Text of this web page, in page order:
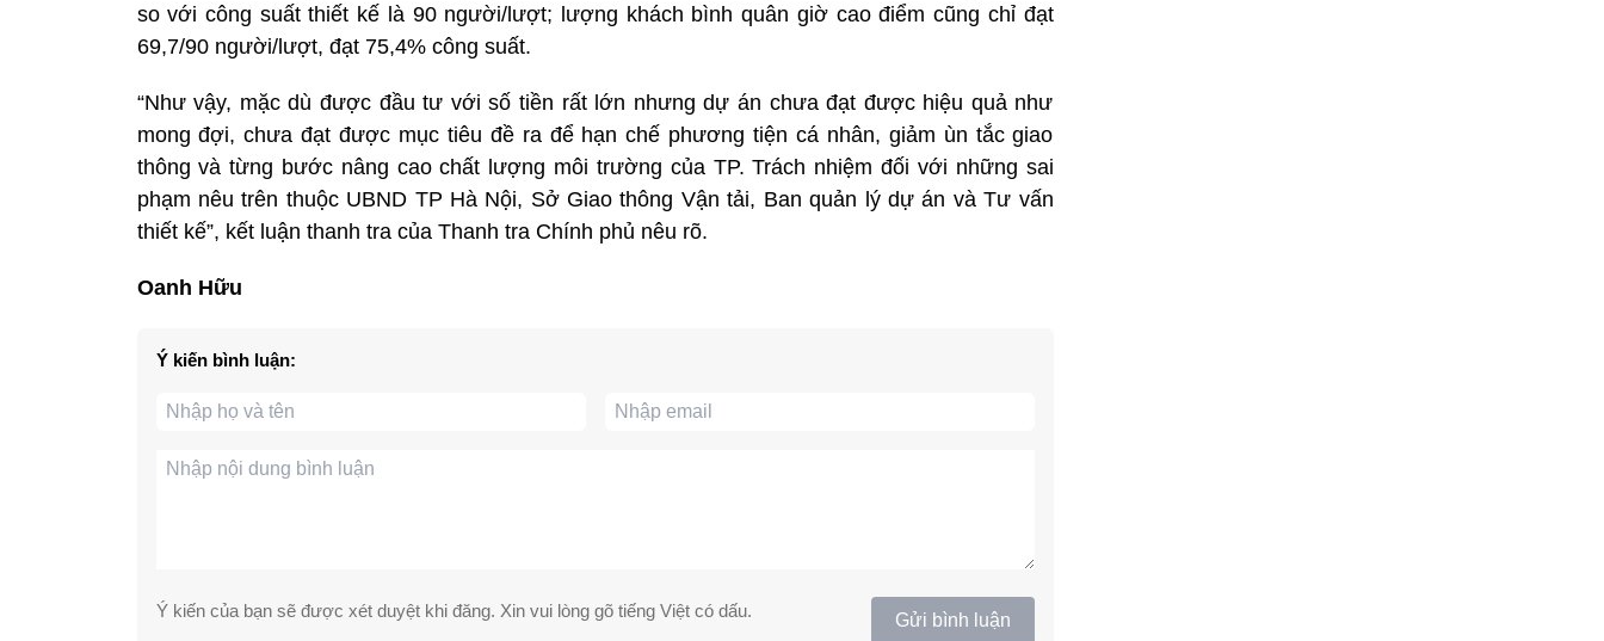
so với công suất thiết kế là 90 người/lượt; lượng khách bình quân giờ cao điểm cũng chỉ đạt
69,7/90 người/lượt, đạt 75,4% công suất.
“Như vậy, mặc dù được đầu tư với số tiền rất lớn nhưng dự án chưa đạt được hiệu quả như
mong đợi, chưa đạt được mục tiêu đề ra để hạn chế phương tiện cá nhân, giảm ùn tắc giao
thông và từng bước nâng cao chất lượng môi trường của TP. Trách nhiệm đối với những sai
phạm nêu trên thuộc UBND TP Hà Nội, Sở Giao thông Vận tải, Ban quản lý dự án và Tư vấn
thiết kế”, kết luận thanh tra của Thanh tra Chính phủ nêu rõ.
Oanh Hữu
Ý kiến bình luận:
Ý kiến của bạn sẽ được xét duyệt khi đăng. Xin vui lòng gõ tiếng Việt có dấu. Gửi bình luận